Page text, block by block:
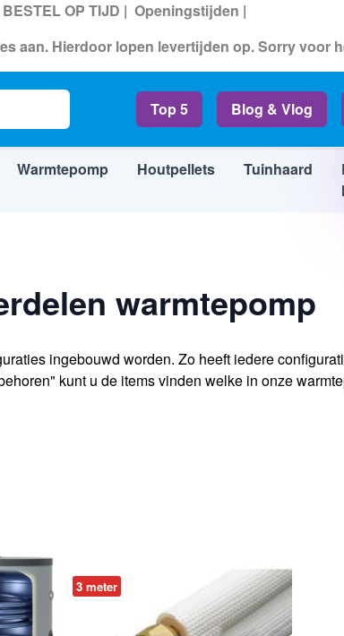
OP TIJD | Openingstijden |
aan. Hierdoor lopen levertijden op. Sorry voor
Top 5 Blog & Vlog
Warmtepomp Houtpellets Tuinhaard
warmtepomp
ingebouwd worden. Zo heeft iedere
kunt u de items vinden welke in onze
3 meter